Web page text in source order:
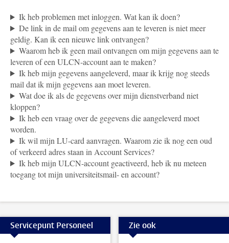
Ik heb problemen met inloggen. Wat kan ik doen?
De link in de mail om gegevens aan te leveren is niet meer
geldig. Kan ik een nieuwe link ontvangen?
Waarom heb ik geen mail ontvangen om mijn gegevens aan te
leveren of een ULCN-account aan te maken?
Ik heb mijn gegevens aangeleverd, maar ik krijg nog steeds
mail dat ik mijn gegevens aan moet leveren.
Wat doe ik als de gegevens over mijn dienstverband niet
kloppen?
Ik heb een vraag over de gegevens die aangeleverd moet
worden.
Ik wil mijn LU-card aanvragen. Waarom zie ik nog een oud
of verkeerd adres staan in Account Services?
Ik heb mijn ULCN-account geactiveerd, heb ik nu meteen
toegang tot mijn universiteitsmail- en account?
Servicepunt Personeel Zie ook